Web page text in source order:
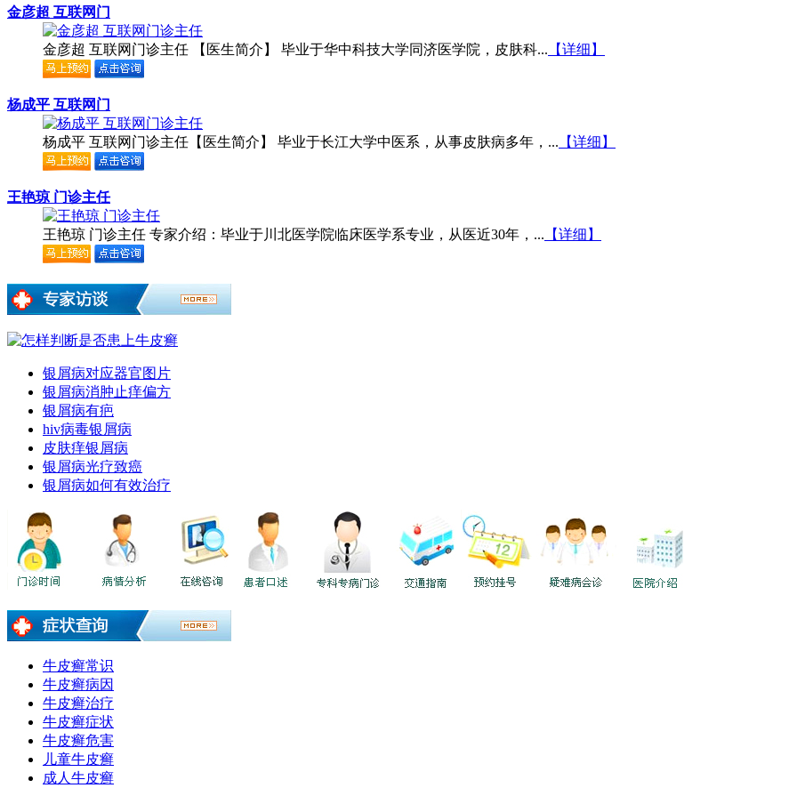
金彦超 互联网门
金彦超 互联网门诊主任 【医生简介】 毕业于华中科技大学同济医学院，皮肤科... 【详细】
杨成平 互联网门
杨成平 互联网门诊主任【医生简介】 毕业于长江大学中医系，从事皮肤病多年，... 【详细】
王艳琼 门诊主任
王艳琼 门诊主任 专家介绍：毕业于川北医学院临床医学系专业，从医近30年，... 【详细】
银屑病对应器官图片
银屑病消肿止痒偏方
银屑病有疤
hiv病毒银屑病
皮肤痒银屑病
银屑病光疗致癌
银屑病如何有效治疗
牛皮癣常识
牛皮癣病因
牛皮癣治疗
牛皮癣症状
牛皮癣危害
儿童牛皮癣
成人牛皮癣